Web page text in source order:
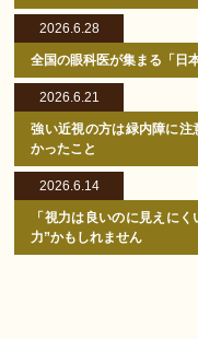
2026.6.28
全国の眼科医が集まる「日
2026.6.21
強い近視の方は緑内障に
かったこと
2026.6.14
「視力は良いのに見えに
力”かもしれません